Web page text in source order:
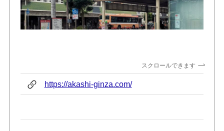
スクロールできます
https://akashi-ginza.com/